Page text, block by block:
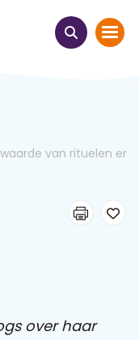
van rituelen en
over haar